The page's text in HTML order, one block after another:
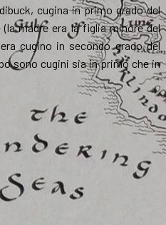
cugina in primo grado del
madre era la figlia minore del
cugino in secondo grado del
sono cugini sia in primo che in